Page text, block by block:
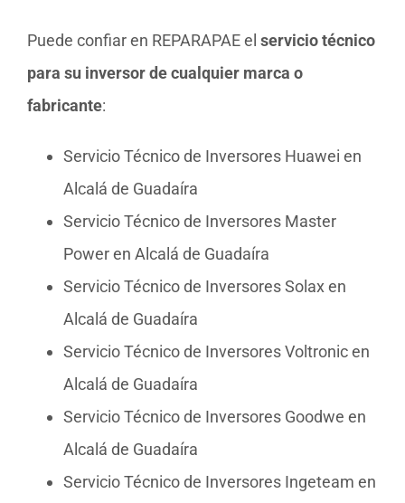
Puede confiar en REPARAPAE el servicio técnico
para su inversor de cualquier marca o
fabricante:
Servicio Técnico de Inversores Huawei en
Alcalá de Guadaíra
Servicio Técnico de Inversores Master
Power en Alcalá de Guadaíra
Servicio Técnico de Inversores Solax en
Alcalá de Guadaíra
Servicio Técnico de Inversores Voltronic en
Alcalá de Guadaíra
Servicio Técnico de Inversores Goodwe en
Alcalá de Guadaíra
Servicio Técnico de Inversores Ingeteam en